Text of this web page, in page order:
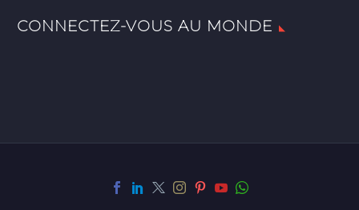
CONNECTEZ-VOUS AU MONDE